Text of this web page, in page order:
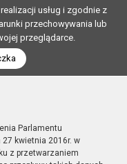
usług i zgodnie z
przechowywania lub
przeglądarce.
Parlamentu
27 kwietnia 2016r. w
z przetwarzaniem